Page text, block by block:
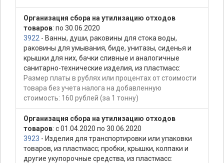
Организация сбора на утилизацию отходов
товаров: по 30.06.2020
3922 - Ванны, души, раковины для стока воды,
раковины для умывания, биде, унитазы, сиденья и
крышки для них, бачки сливные и аналогичные
санитарно-технические изделия, из пластмасс:
Размер платы в рублях или процентах от стоимости
товара без учета налога на добавленную
стоимость: 160 рублей (за 1 тонну)
Организация сбора на утилизацию отходов
товаров: с 01.04.2020 по 30.06.2020
3923 - Изделия для транспортировки или упаковки
товаров, из пластмасс; пробки, крышки, колпаки и
другие укупорочные средства, из пластмасс: